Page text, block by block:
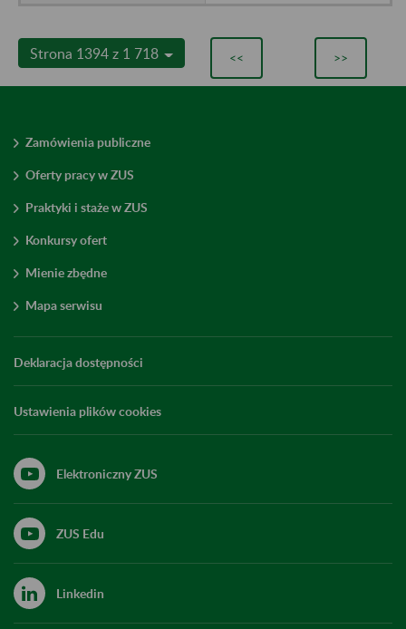
Strona 1394 z 1 718 << >>
Zamówienia publiczne
Oferty pracy w ZUS
Praktyki i staże w ZUS
Konkursy ofert
Mienie zbędne
Mapa serwisu
Deklaracja dostępności
Ustawienia plików cookies
Elektroniczny ZUS
ZUS Edu
Linkedin